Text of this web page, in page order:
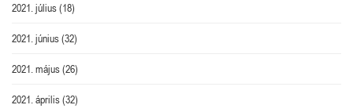
2021. július(18)
2021. június(32)
2021. május(26)
2021. április(32)